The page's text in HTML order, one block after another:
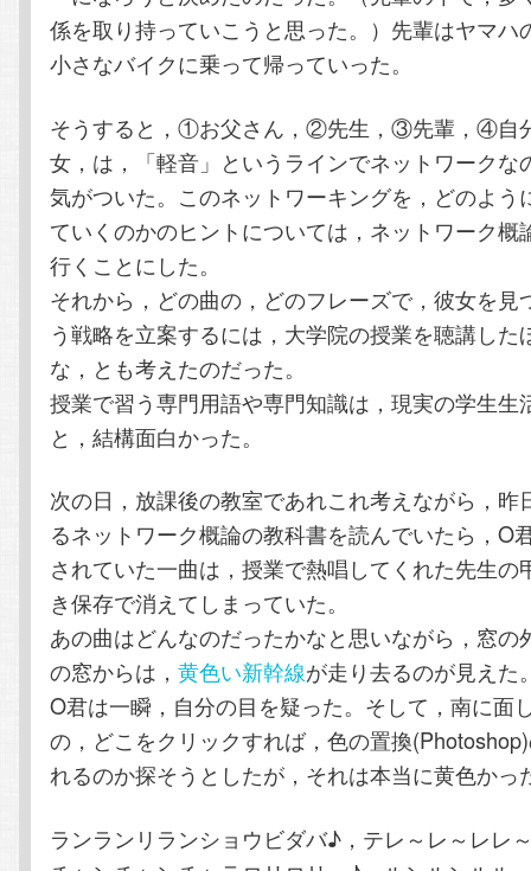
係を取り持っていこうと思った。）先輩はヤマハ
小さなバイクに乗って帰っていった。
そうすると，①お父さん，②先生，③先輩，④自
女，は，「軽音」というラインでネットワークな
気がついた。このネットワーキングを，どのよう
ていくのかのヒントについては，ネットワーク概
行くことにした。
それから，どの曲の，どのフレーズで，彼女を見
う戦略を立案するには，大学院の授業を聴講した
な，とも考えたのだった。
授業で習う専門用語や専門知識は，現実の学生生
と，結構面白かった。
次の日，放課後の教室であれこれ考えながら，昨
るネットワーク概論の教科書を読んでいたら，O
されていた一曲は，授業で熱唱してくれた先生の
き保存で消えてしまっていた。
あの曲はどんなのだったかなと思いながら，窓の
の窓からは，黄色い新幹線が走り去るのが見えた
O君は一瞬，自分の目を疑った。そして，南に面
の，どこをクリックすれば，色の置換
れるのか探そうとしたが，それは本当に黄色かっ
ランランリランショウビダバ♪，テレ～レ～レレ